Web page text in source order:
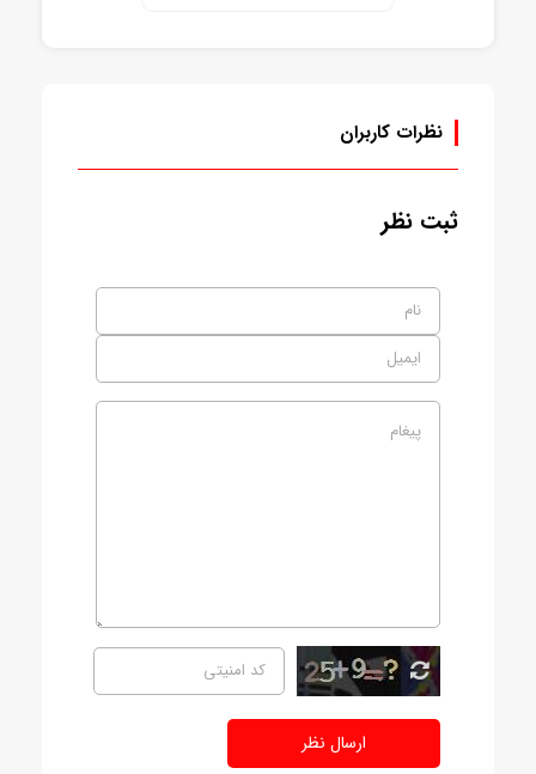
نظرات کاربران
ثبت نظر
ارسال نظر